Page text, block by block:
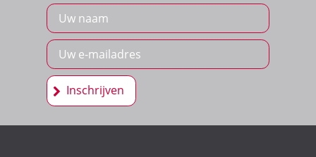
Inschrijven